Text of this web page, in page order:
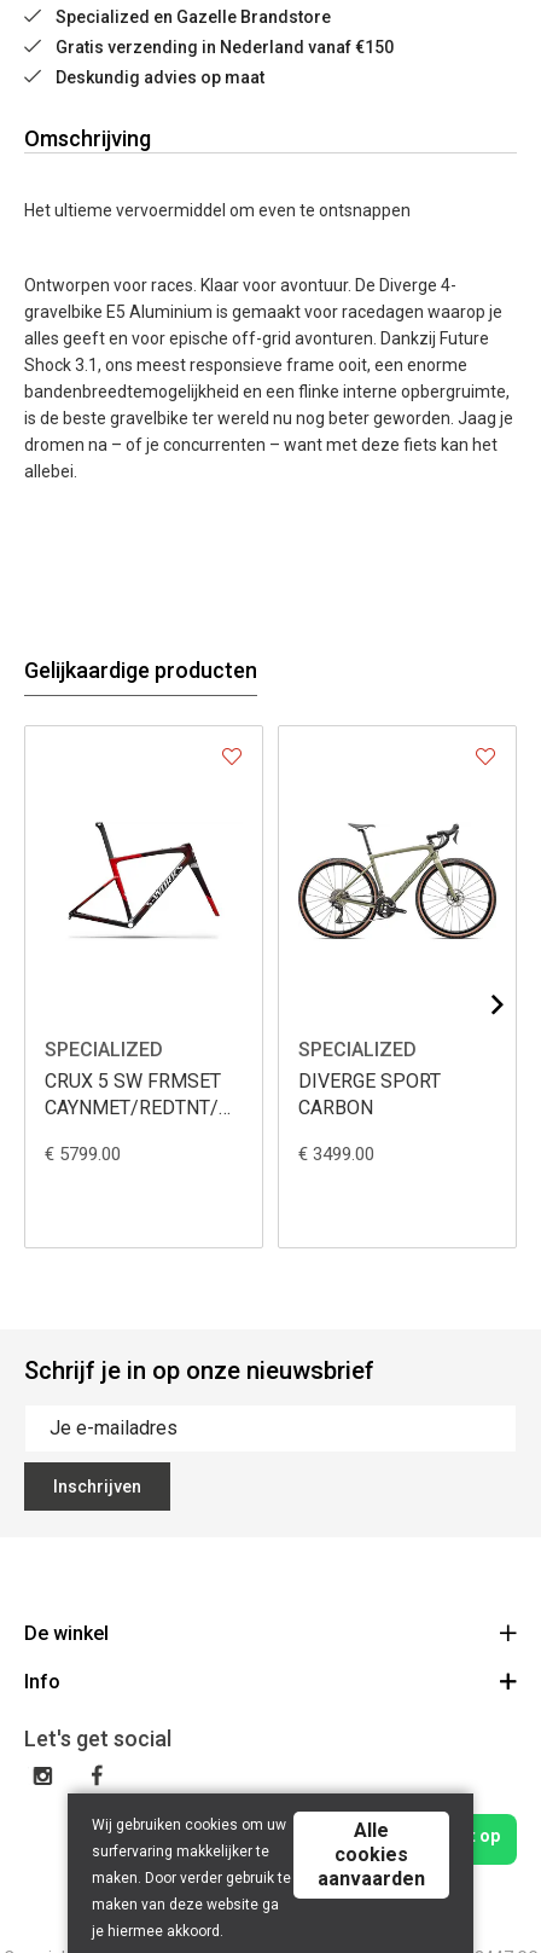
Specialized en Gazelle Brandstore
Gratis verzending in Nederland vanaf €150
Deskundig advies op maat
Omschrijving
Het ultieme vervoermiddel om even te ontsnappen
Ontworpen voor races. Klaar voor avontuur. De Diverge 4-
gravelbike E5 Aluminium is gemaakt voor racedagen waarop je
alles geeft en voor epische off-grid avonturen. Dankzij Future
Shock 3.1, ons meest responsieve frame ooit, een enorme
bandenbreedtemogelijkheid en een flinke interne opbergruimte,
is de beste gravelbike ter wereld nu nog beter geworden. Jaag je
dromen na – of je concurrenten – want met deze fiets kan het
allebei.
Gelijkaardige producten
SPECIALIZED
CRUX 5 SW FRMSET
CAYNMET/REDTNT/METWHTSIL
€ 5799.00
SPECIALIZED
DIVERGE SPORT
CARBON
€ 3499.00
Schrijf je in op onze nieuwsbrief
Inschrijven
De winkel
Bike Center Woerden
Bezoekadres
0348-482804
info@bikecenterwoerden.nl<br /> NL851552535B01<br
/>Openingstijden: <br />DI-VRIJ 08.30 - 18.00<br /> ZA 09.00-
Info
Algemene voorwaarden
Cadeaubon
Let's get social
Neem contact op
Wij gebruiken cookies om uw
surfervaring makkelijker te
maken. Door verder gebruik te
maken van deze website ga
je hiermee akkoord.
Alle
cookies
aanvaarden